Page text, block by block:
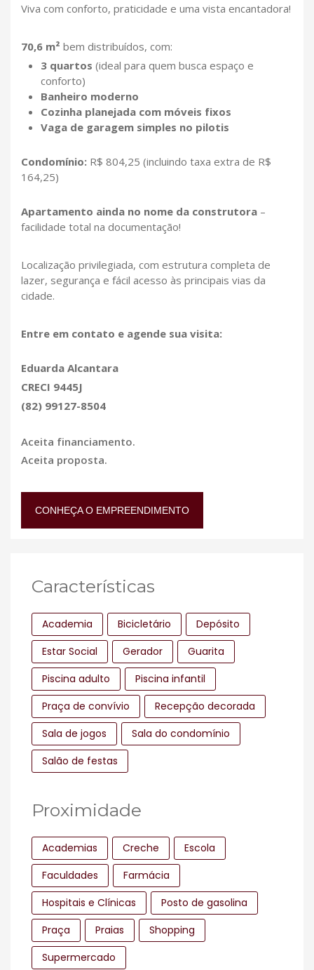
Viva com conforto, praticidade e uma vista encantadora!
70,6 m² bem distribuídos, com:
3 quartos (ideal para quem busca espaço e
conforto)
Banheiro moderno
Cozinha planejada com móveis fixos
Vaga de garagem simples no pilotis
Condomínio: R$ 804,25 (incluindo taxa extra de R$
164,25)
Apartamento ainda no nome da construtora –
facilidade total na documentação!
Localização privilegiada, com estrutura completa de
lazer, segurança e fácil acesso às principais vias da
cidade.
Entre em contato e agende sua visita:
Eduarda Alcantara
CRECI 9445J
(82) 99127-8504
Aceita financiamento.
Aceita proposta.
CONHEÇA O EMPREENDIMENTO
Características
Academia Bicicletário
Depósito
Estar Social
Gerador
Guarita
Piscina adulto
Piscina infantil
Praça de convívio
Recepção decorada
Sala de jogos
Sala do condomínio
Salão de festas
Proximidade
Academias Creche
Escola
Faculdades
Farmácia
Hospitais e Clínicas
Posto de gasolina
Praça
Praias
Shopping
Supermercado